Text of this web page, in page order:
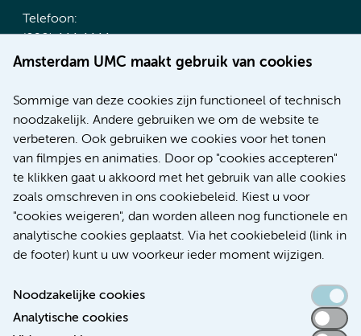
Amsterdam UMC maakt gebruik van cookies
Sommige van deze cookies zijn functioneel of technisch
noodzakelijk. Andere gebruiken we om de website te
verbeteren. Ook gebruiken we cookies voor het tonen
van filmpjes en animaties. Door op "cookies accepteren"
te klikken gaat u akkoord met het gebruik van alle cookies
zoals omschreven in ons cookiebeleid. Kiest u voor
"cookies weigeren", dan worden alleen nog functionele en
analytische cookies geplaatst. Via het cookiebeleid (link in
de footer) kunt u uw voorkeur ieder moment wijzigen.
Noodzakelijke cookies
Analytische cookies
Telefoon:
(020) 444 4444
Route & Parkeren
Meer Amsterdam UMC websites:
Werken bij Amsterdam UMC
Over Amsterdam UMC
Nieuws
Research
Educatie Locatie VUmc